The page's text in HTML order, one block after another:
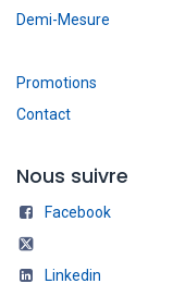
Demi-Mesure
Promotions
Contact
Nous suivre
Facebook
Linkedin